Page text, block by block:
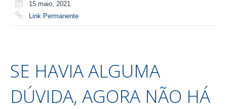
15 maio, 2021
Link Permanente
SE HAVIA ALGUMA
DÚVIDA, AGORA NÃO HÁ